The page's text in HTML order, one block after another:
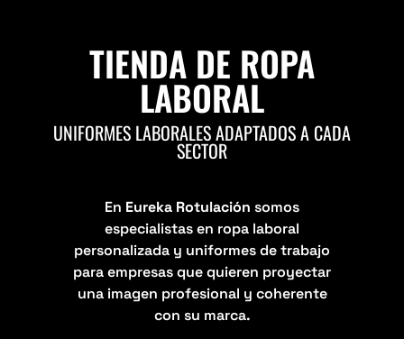
TIENDA DE ROPA
LABORAL
UNIFORMES LABORALES ADAPTADOS A CADA
SECTOR
En Eureka Rotulación somos
especialistas en ropa laboral
personalizada y uniformes de trabajo
para empresas que quieren proyectar
una imagen profesional y coherente
con su marca.